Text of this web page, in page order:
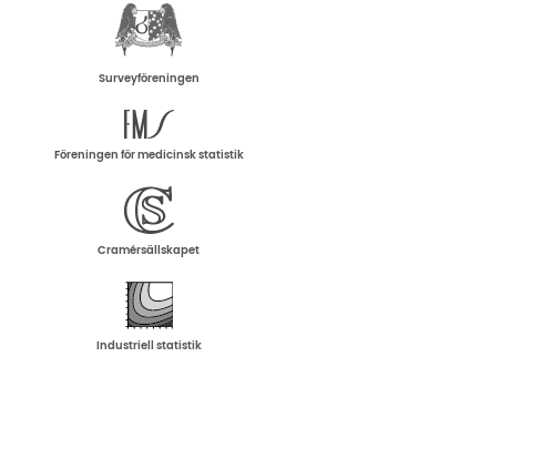
Surveyföreningen
Föreningen för medicinsk statistik
Cramérsällskapet
Industriell statistik